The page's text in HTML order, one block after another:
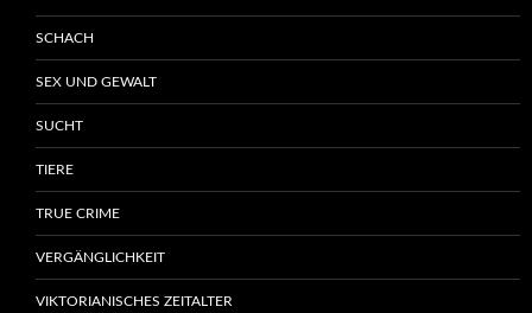
SCHACH
SEX UND GEWALT
SUCHT
TIERE
TRUE CRIME
VERGÄNGLICHKEIT
VIKTORIANISCHES ZEITALTER